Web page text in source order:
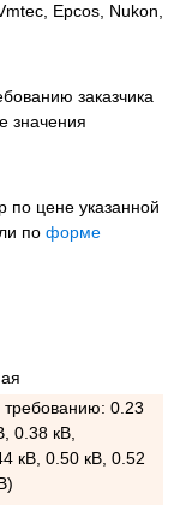
Epcos, Nukon,
заказчика
значения
по цене указанной
по форме
требованию: 0.23
0.38 кВ,
кВ, 0.50 кВ, 0.52